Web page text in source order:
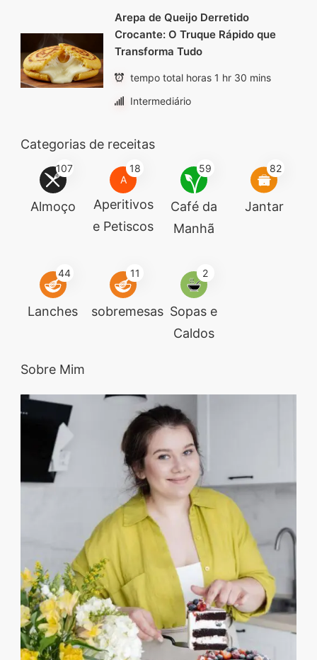
Arepa de Queijo Derretido
Crocante: O Truque Rápido que
Transforma Tudo
tempo total horas 1 hr 30 mins
Intermediário
Categorias de receitas
107
Almoço
A
18
Aperitivos
e Petiscos
59
Café da
Manhã
82
Jantar
44
Lanches
11
sobremesas
2
Sopas e
Caldos
Sobre Mim